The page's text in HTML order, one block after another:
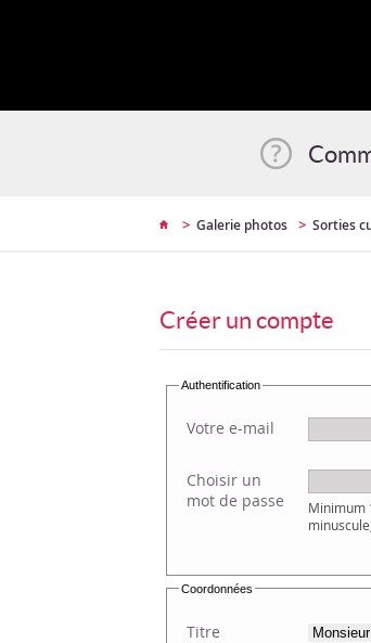
> Galerie photos > Sorties
Créer un compte
Authentification
Votre e-mail
Choisir un
mot de passe
Minimum
Coordonnées
Titre